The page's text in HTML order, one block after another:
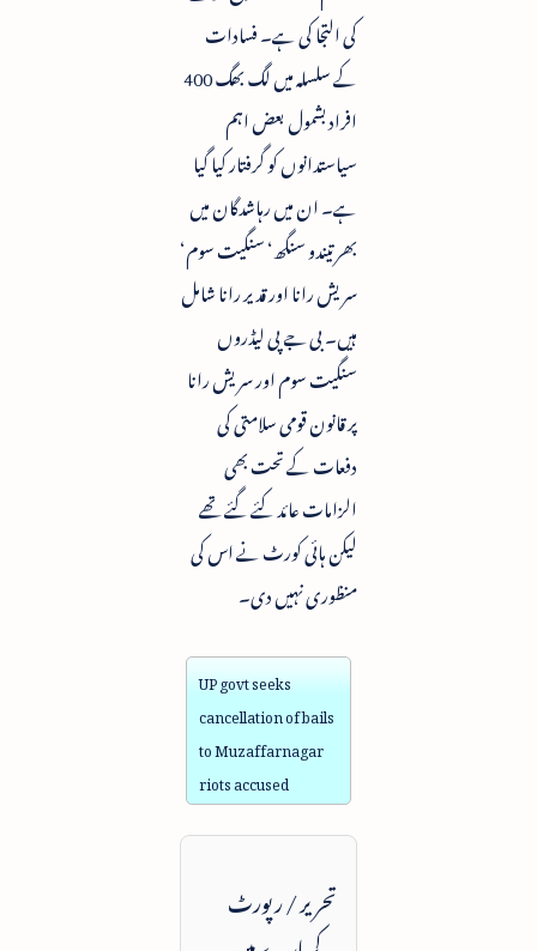
کی التجا کی ہے۔ فسادات
کے سلسلہ میں لگ بھگ 400
افراد بشمول بعض اہم
سیاستدانوں کو گرفتار کیا گیا
ہے۔ ان میں رہاشدگان میں
بھرتیندو سنگھ‘ سنگیت سوم‘
سریش رانا اور قدیر رانا شامل
ہیں۔ بی جے پی لیڈروں
سنگیت سوم اور سریش رانا
پر قانون قومی سلامتی کی
دفعات کے تحت بھی
الزامات عائد کئے گئے تھے
لیکن ہائی کورٹ نے اس کی
منظوری نہیں دی۔
UP govt seeks
cancellation of bails
to Muzaffarnagar
riots accused
تحریر / رپورٹ